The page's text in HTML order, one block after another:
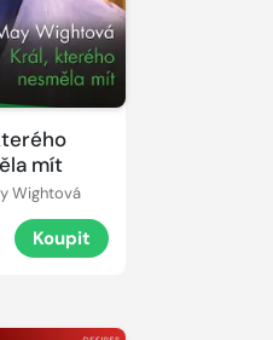
mít
Wightová
Koupit